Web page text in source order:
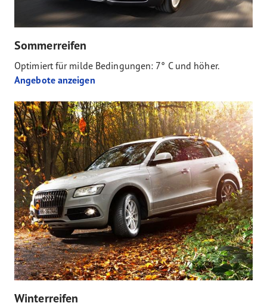
Sommerreifen
Optimiert für milde Bedingungen: 7° C und höher.
Angebote anzeigen
Winterreifen